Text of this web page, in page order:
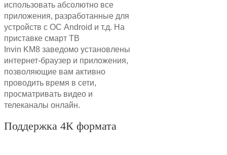
использовать абсолютно все
приложения, разработанные для
устройств с ОС Android и т.д. На
приставке смарт ТВ
Invin KM8 заведомо установлены
интернет-браузер и приложения,
позволяющие вам активно
проводить время в сети,
просматривать видео и
телеканалы онлайн.
Поддержка 4К формата